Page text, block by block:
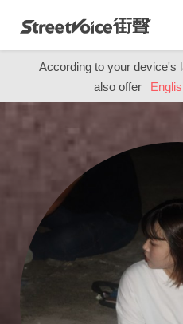
According to your device's
also offer